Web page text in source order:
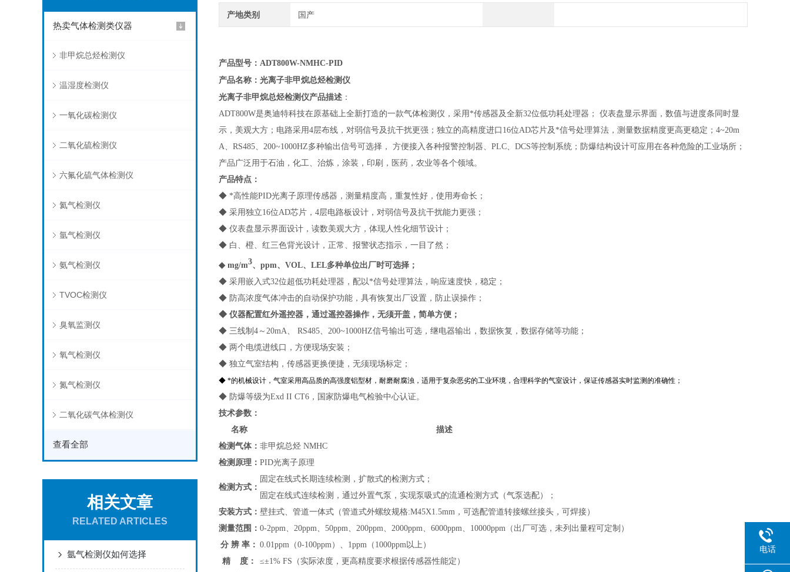
热卖气体检测类仪器
非甲烷总烃检测仪
温湿度检测仪
一氧化碳检测仪
二氧化硫检测仪
六氟化硫气体检测仪
氦气检测仪
氩气检测仪
氨气检测仪
TVOC检测仪
臭氧监测仪
氧气检测仪
氮气检测仪
二氧化碳气体检测仪
查看全部
相关文章
RELATED ARTICLES
氩气检测仪如何选择
产地类别 国产
产品型号：ADT800W-NMHC-PID
产品名称： 光离子非甲烷总烃检测仪
光离子非甲烷总烃检测仪产品描述 ：
ADT800W是奥迪特科技在原基础上全新打造的一款气体检测仪，采用*传感器及全新32位低功耗处理器； 仪表盘显示界面，数值与进度条同时显
示，美观大方；电路采用4层布线，对弱信号及抗干扰更强；独立的高精度进口16位AD芯片及*信号处理算法，测量数据精度更高更稳定；4~20m
A、RS485、200~1000HZ多种输出信号可选择， 方便接入各种报警控制器、PLC、DCS等控制系统；防爆结构设计可应用在各种危险的工业场所；
产品广泛用于石油，化工、治炼，涂装，印刷，医药，农业等各个领域。
产品特点：
◆ *高性能PID光离子原理传感器，测量精度高，重复性好，使用寿命长；
◆ 采用独立16位AD芯片，4层电路板设计，对弱信号及抗干扰能力更强；
◆ 仪表盘显示界面设计，读数美观大方，体现人性化细节设计；
◆ 白、橙、红三色背光设计，正常、报警状态指示，一目了然；
◆ mg/m3、ppm、VOL、LEL多种单位出厂时可选择；
◆ 采用嵌入式32位超低功耗处理器，配以*信号处理算法，响应速度快，稳定；
◆ 防高浓度气体冲击的自动保护功能，具有恢复出厂设置，防止误操作；
◆ 仪器配置红外遥控器，通过遥控器操作，无须开盖，简单方便；
◆ 三线制4～20mA、 RS485、200~1000HZ信号输出可选，继电器输出，数据恢复，数据存储等功能；
◆ 两个电缆进线口，方便现场安装；
◆ 独立气室结构，传感器更换便捷，无须现场标定；
◆ *的机械设计，气室采用高品质的高强度铝型材，耐磨耐腐浊，适用于复杂恶劣的工业环境，合理科学的气室设计，保证传感器实时监测的准确性；
◆ 防爆等级为Exd II CT6，国家防爆电气检验中心认证。
技术参数：
名称
描述
检测气体： 非甲烷总烃 NMHC
检测原理： PID光离子原理
检测方式：
固定在线式长期连续检测，扩散式的检测方式；
固定在线式连续检测，通过外置气泵，实现泵吸式的流通检测方式（气泵选配）；
安装方式： 壁挂式、管道一体式（管道式外螺纹规格:M45X1.5mm，可选配管道转接螺丝接头，可焊接）
测量范围： 0-2ppm、20ppm、50ppm、200ppm、2000ppm、6000ppm、10000ppm （ 出厂可选，未列出量程可定制）
分 辨 率： 0.01ppm（0-100ppm）、1ppm（1000ppm以上）
精 度：
≤±1% FS（实际浓度，更高精度要求根据传感器性能定）
电话